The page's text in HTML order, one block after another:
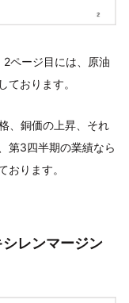
ページ目には、原油
ております。
、銅価の上昇、それ
第3四半期の業績なら
おります。
レンマージン